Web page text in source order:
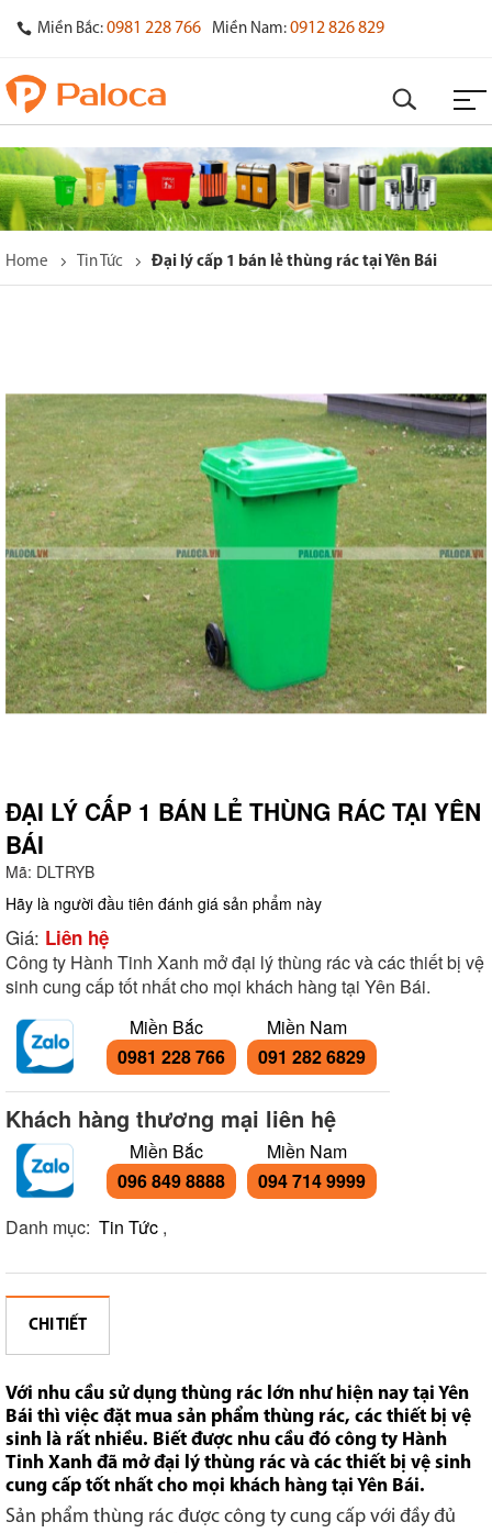
Miền Bắc: 0981 228 766 Miền Nam: 0912 826 829
Home Tin Tức Đại lý cấp 1 bán lẻ thùng rác tại Yên Bái
ĐẠI LÝ CẤP 1 BÁN LẺ THÙNG RÁC TẠI YÊN
BÁI
Mã: DLTRYB
Hãy là người đầu tiên đánh giá sản phẩm này
Giá: Liên hệ
Công ty Hành Tinh Xanh mở đại lý thùng rác và các thiết bị vệ
sinh cung cấp tốt nhất cho mọi khách hàng tại Yên Bái.
Miền Bắc
0981 228 766
Miền Nam
091 282 6829
Khách hàng thương mại liên hệ
Miền Bắc
096 849 8888
Miền Nam
094 714 9999
Danh mục: Tin Tức ,
CHI TIẾT
Với nhu cầu sử dụng thùng rác lớn như hiện nay tại Yên
Bái thì việc đặt mua sản phẩm thùng rác, các thiết bị vệ
sinh là rất nhiều. Biết được nhu cầu đó công ty Hành
Tinh Xanh đã mở đại lý thùng rác và các thiết bị vệ sinh
cung cấp tốt nhất cho mọi khách hàng tại Yên Bái.
Sản phẩm thùng rác được công ty cung cấp với đầy đủ